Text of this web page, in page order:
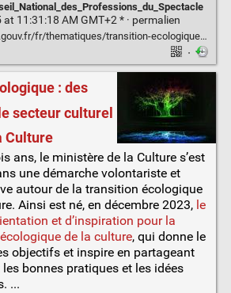
11:31:18 AM GMT+2 * · permalien
l-impact-de-la-transition-ecologique-sur-les-activites-de-spectacle-vivant-et-de-spectacle-enregistre
·
: des
secteur culturel
Culture
ans, le ministère de la Culture s’est
une démarche volontariste et
autour de la transition écologique
Ainsi est né, en décembre 2023, le
et d’inspiration pour la
de la culture, qui donne le
objectifs et inspire en partageant
les bonnes pratiques et les idées
...